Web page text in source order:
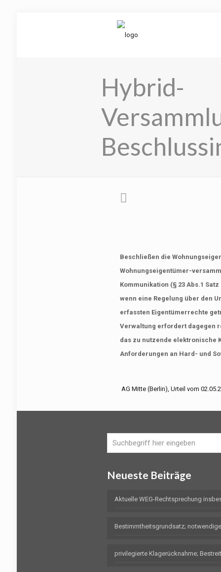
Hybrid-
Beschließen die
Wohnungseigentümer-
Kommunikation (§ 23 Abs.1
wenn eine Regelung über den
erfassten Eigentümerrechte
Verwaltung erfordert dagegen
das zu nutzende elektronische
Anforderungen an Hard- und
AG Mitte (Berlin), Urteil vom
Neueste Beiträge
Aktuelle WEG-Rechtsprechung
Bestimmtheitsgrundsatz;
privilegierte Klagerücknahme;